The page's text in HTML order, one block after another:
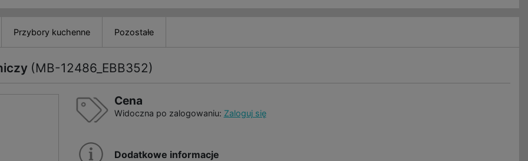
Przybory kuchenne Pozostałe
(MB-12486_EBB352)
Cena
Widoczna po zalogowaniu: Zaloguj się
Dodatkowe informacje